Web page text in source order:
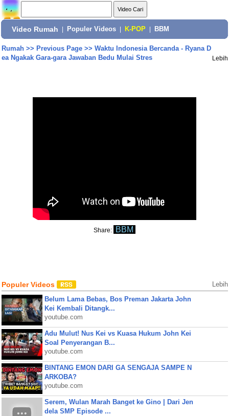
Video Rumah Populer Videos K-POP BBM
Rumah>> Previous Page>> Waktu Indonesia Bercanda - Ryana D
ea Ngakak Gara-gara Jawaban Bedu Mulai Stres
Lebih
Share: BBM
Populer Videos Lebih
Belum Lama Bebas, Bos Preman Jakarta John
Kei Kembali Ditangk...
youtube.com
Adu Mulut! Nus Kei vs Kuasa Hukum John Kei
Soal Penyerangan B...
youtube.com
BINTANG EMON DARI GA SENGAJA SAMPE N
ARKOBA?
youtube.com
Serem, Wulan Marah Banget ke Gino | Dari Jen
dela SMP Episode ...